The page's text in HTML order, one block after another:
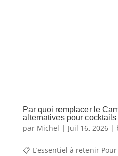
Par quoi remplacer le
alternatives pour cocktails
par Michel | Juil 16, 2026|
📋 L’essentiel à retenir